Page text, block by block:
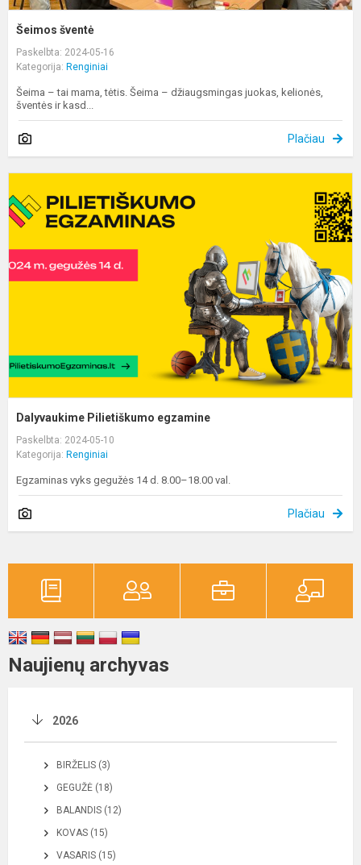
Šeimos šventė
Paskelbta: 2024-05-16
Kategorija: Renginiai
Šeima – tai mama, tėtis. Šeima – džiaugsmingas juokas, kelionės,
šventės ir kasd...
Plačiau
Dalyvaukime Pilietiškumo egzamine
Paskelbta: 2024-05-10
Kategorija: Renginiai
Egzaminas vyks gegužės 14 d. 8.00–18.00 val.
Plačiau
Naujienų archyvas
2026
BIRŽELIS (3)
GEGUŽĖ (18)
BALANDIS (12)
KOVAS (15)
VASARIS (15)